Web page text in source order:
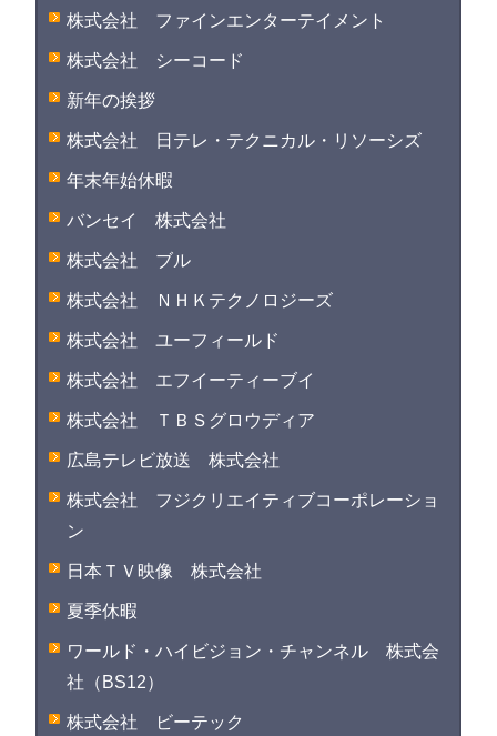
株式会社 ファインエンターテイメント
株式会社 シーコード
新年の挨拶
株式会社 日テレ・テクニカル・リソーシズ
年末年始休暇
バンセイ 株式会社
株式会社 ブル
株式会社 ＮＨＫテクノロジーズ
株式会社 ユーフィールド
株式会社 エフイーティーブイ
株式会社 ＴＢＳグロウディア
広島テレビ放送 株式会社
株式会社 フジクリエイティブコーポレーショ
ン
日本ＴＶ映像 株式会社
夏季休暇
ワールド・ハイビジョン・チャンネル 株式会
社（BS12）
株式会社 ビーテック